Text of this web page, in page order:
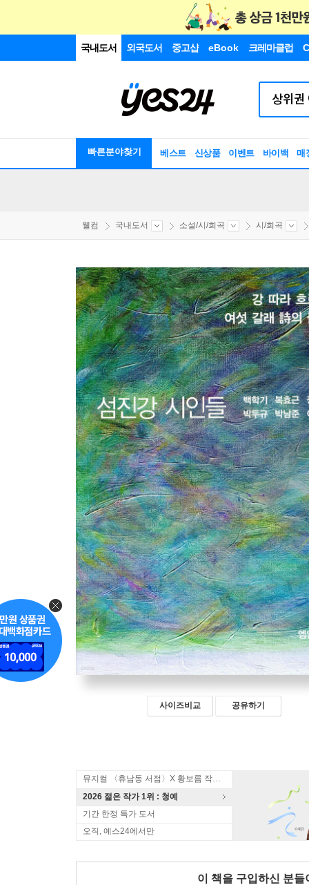
국내도서 외국도서 중고샵 eBook 크레마클럽
빠른분야찾기 베스트 신상품 이벤트 바이백 매
웰컴 국내도서 소설/시/희곡 시/희곡
사이즈비교 공유하기
뮤지컬 〈휴남동 서점〉X 황보름 작가 북토크
2026 젊은 작가 1위 : 청예
기간 한정 특가 도서
오직, 예스24에서만
이 책을 구입하신 분